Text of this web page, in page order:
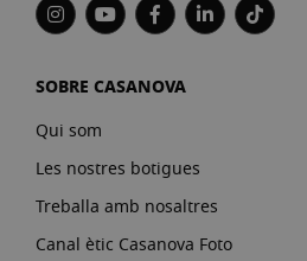
SOBRE CASANOVA
Qui som
Les nostres botigues
Treballa amb nosaltres
Canal ètic Casanova Foto